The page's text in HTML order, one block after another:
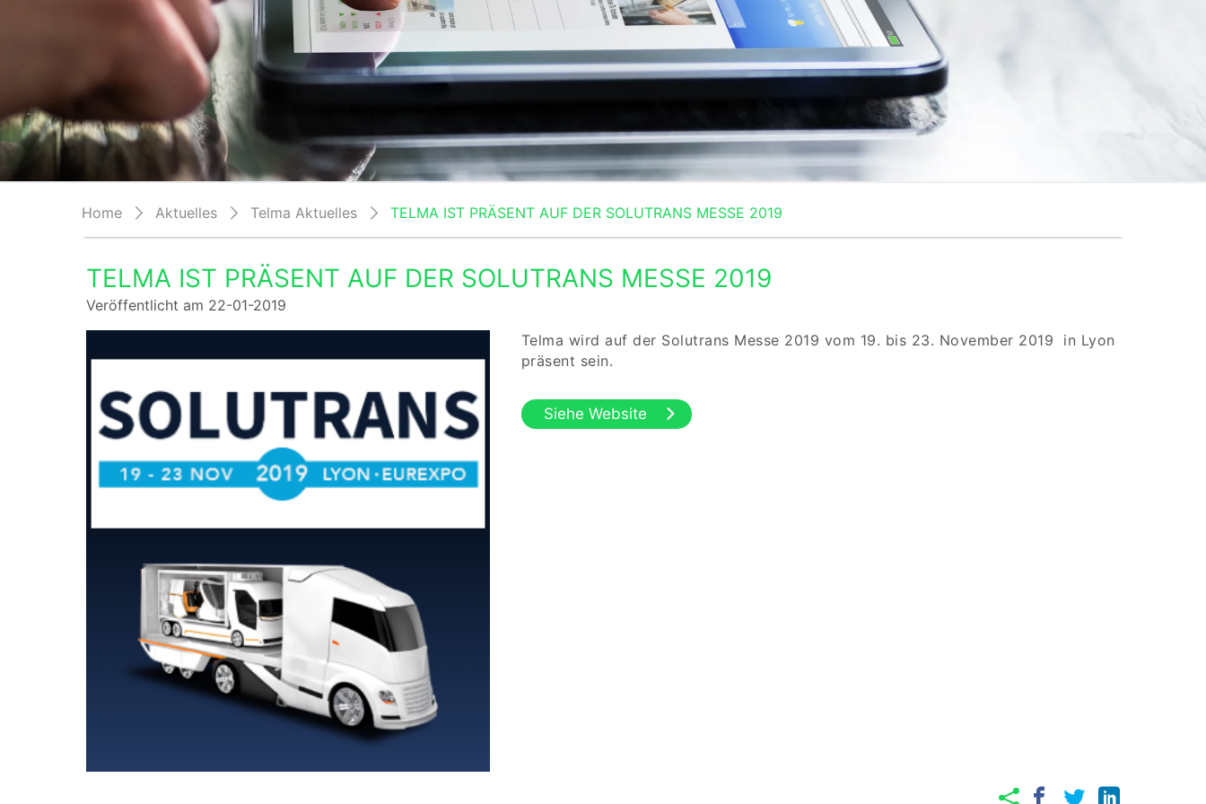
Home Aktuelles Telma Aktuelles TELMA IST PRÄSENT AUF DER SOLUTRANS MESSE 2019
TELMA IST PRÄSENT AUF DER SOLUTRANS MESSE 2019
Veröffentlicht am 22-01-2019
Telma wird auf der Solutrans Messe 2019 vom 19. bis 23. November 2019 in Lyon
präsent sein.
Siehe Website